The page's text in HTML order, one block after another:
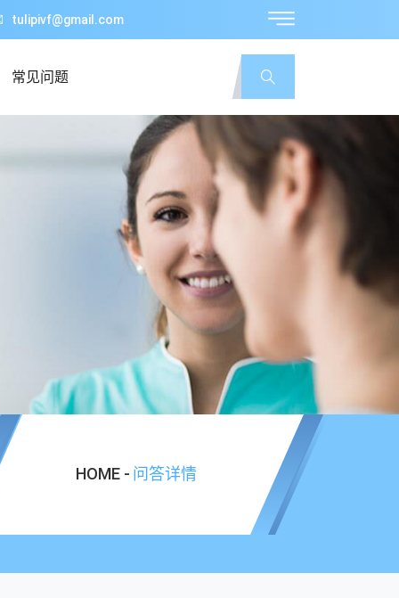
tulipivf@gmail.com
常见问题
HOME - 问答详情